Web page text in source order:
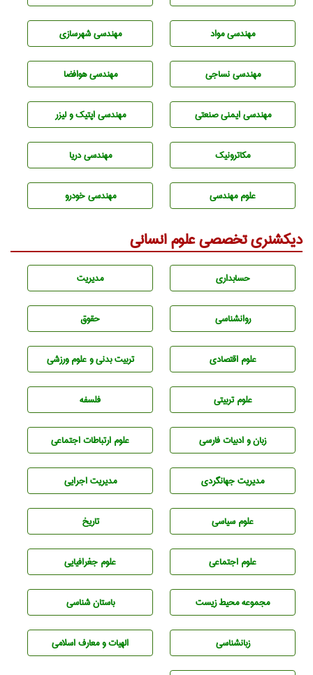
مهندسی مواد مهندسی شهرسازی
مهندسي نساجی مهندسی هوافضا
مهندسی ایمنی صنعتی مهندسی اپتیک و لیزر
مکاترونیک مهندسی دریا
علوم مهندسی مهندسی خودرو
دیکشنری تخصصی علوم انسانی
حسابداری مديريت
روانشناسی حقوق
علوم اقتصادی تربيت بدنی و علوم ورزشی
علوم تربيتی فلسفه
زبان و ادبيات فارسی علوم ارتباطات اجتماعی
مديريت جهانگردی مديريت اجرايی
علوم سياسی تاريخ
علوم اجتماعی علوم جغرافيايی
مجموعه محيط زيست باستان شناسی
زبانشناسی الهیات و معارف اسلامی